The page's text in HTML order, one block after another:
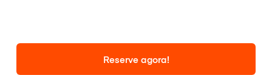
Reserve agora!